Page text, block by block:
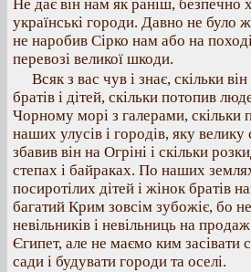
Не дає він нам як раніш, безпечно
українські городи. Давно не було
не наробив Сірко нам або на
перевозі великої шкоди.
Всяк з вас чув і знає, скільки
братів і дітей, скільки потопив
Чорному морі з галерами, скільки
наших улусів і городів, яку
збавив він на Огріні і скільки
степах і байраках. По наших землях
посиротілих дітей і жінок братів
багатий Крим зовсім зубожіє, бо
невільників і невільниць на
Єгипет, але не маємо ким засівати
сади і будувати городи та оселі.